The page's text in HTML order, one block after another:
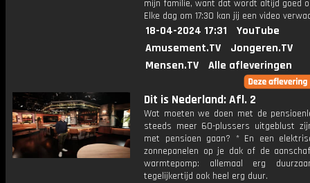
mijn familie, want dat wordt altijd goed
Elke dag om 17:30 kan jij een video
18-04-2024 17:31
YouTube
Amusement.TV
Jongeren.TV
Mensen.TV
Alle afleveringen
Dit is Nederland: Afl. 2
Wat moeten we doen met de
steeds meer 60-plussers uitgeblust
met pensioen gaan? * En een
zonnepanelen op je dak of de
warmtepomp: allemaal erg
tegelijkertijd ook heel erg duur.